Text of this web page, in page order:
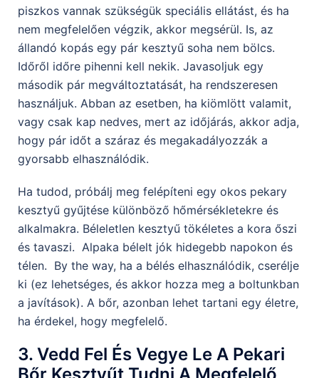
piszkos vannak szükségük speciális ellátást, és ha
nem megfelelően végzik, akkor megsérül. Is, az
állandó kopás egy pár kesztyű soha nem bölcs.
Időről időre pihenni kell nekik. Javasoljuk egy
második pár megváltoztatását, ha rendszeresen
használjuk. Abban az esetben, ha kiömlött valamit,
vagy csak kap nedves, mert az időjárás, akkor adja,
hogy pár időt a száraz és megakadályozzák a
gyorsabb elhasználódik.
Ha tudod, próbálj meg felépíteni egy okos pekary
kesztyű gyűjtése különböző hőmérsékletekre és
alkalmakra. Béleletlen kesztyű tökéletes a kora őszi
és tavaszi. Alpaka bélelt jók hidegebb napokon és
télen. By the way, ha a bélés elhasználódik, cserélje
ki (ez lehetséges, és akkor hozza meg a boltunkban
a javítások). A bőr, azonban lehet tartani egy életre,
ha érdekel, hogy megfelelő.
3. Vedd Fel És Vegye Le A Pekari